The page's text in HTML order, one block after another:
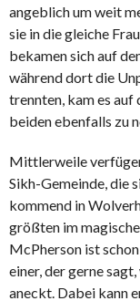
angeblich um weit
sie in die gleiche
bekamen sich auf
während dort die
trennten, kam es
beiden ebenfalls zu
Mittlerweile
Sikh-Gemeinde, die
kommend in
größten im
McPherson ist
einer, der gerne
aneckt. Dabei kann